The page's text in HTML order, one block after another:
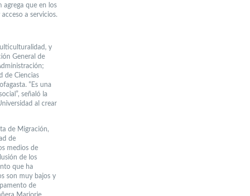
agrega que en los
a servicios.
y
General de
de Ciencias
“Es una
señaló la
al crear
de Migración,
de
medios de
de los
que ha
son muy bajos y
de